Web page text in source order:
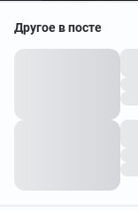
Другое в посте